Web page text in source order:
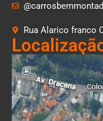
Rua Alarico franco